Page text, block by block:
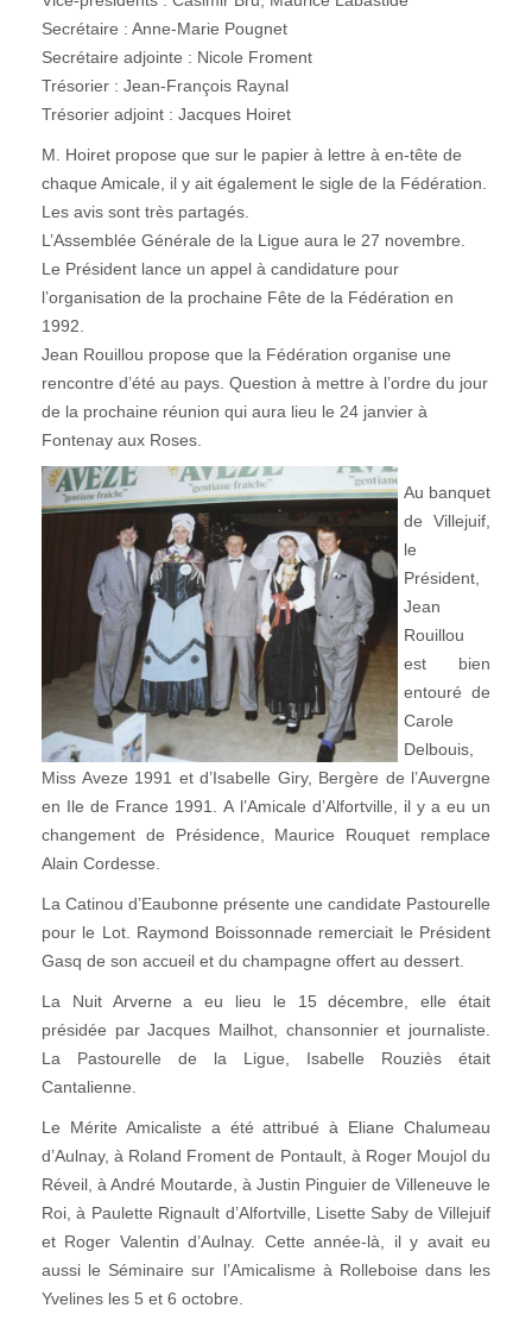
Secrétaire : Anne-Marie Pougnet
Secrétaire adjointe : Nicole Froment
Trésorier : Jean-François Raynal
Trésorier adjoint : Jacques Hoiret
M. Hoiret propose que sur le papier à lettre à en-tête de
chaque Amicale, il y ait également le sigle de la Fédération.
Les avis sont très partagés.
L’Assemblée Générale de la Ligue aura le 27 novembre.
Le Président lance un appel à candidature pour
l’organisation de la prochaine Fête de la Fédération en
1992.
Jean Rouillou propose que la Fédération organise une
rencontre d’été au pays. Question à mettre à l’ordre du jour
de la prochaine réunion qui aura lieu le 24 janvier à
Fontenay aux Roses.
Au banquet
de Villejuif,
le
Président,
Jean
Rouillou
est bien
entouré de
Carole
Delbouis,
Miss Aveze 1991 et d’Isabelle Giry, Bergère de l’Auvergne
en Ile de France 1991. A l’Amicale d’Alfortville, il y a eu un
changement de Présidence, Maurice Rouquet remplace
Alain Cordesse.
La Catinou d’Eaubonne présente une candidate Pastourelle
pour le Lot. Raymond Boissonnade remerciait le Président
Gasq de son accueil et du champagne offert au dessert.
La Nuit Arverne a eu lieu le 15 décembre, elle était
présidée par Jacques Mailhot, chansonnier et journaliste.
La Pastourelle de la Ligue, Isabelle Rouziès était
Cantalienne.
Le Mérite Amicaliste a été attribué à Eliane Chalumeau
d’Aulnay, à Roland Froment de Pontault, à Roger Moujol du
Réveil, à André Moutarde, à Justin Pinguier de Villeneuve le
Roi, à Paulette Rignault d’Alfortville, Lisette Saby de Villejuif
et Roger Valentin d’Aulnay. Cette année-là, il y avait eu
aussi le Séminaire sur l’Amicalisme à Rolleboise dans les
Yvelines les 5 et 6 octobre.